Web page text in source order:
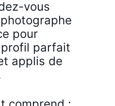
vous
pour
parfait
applis de